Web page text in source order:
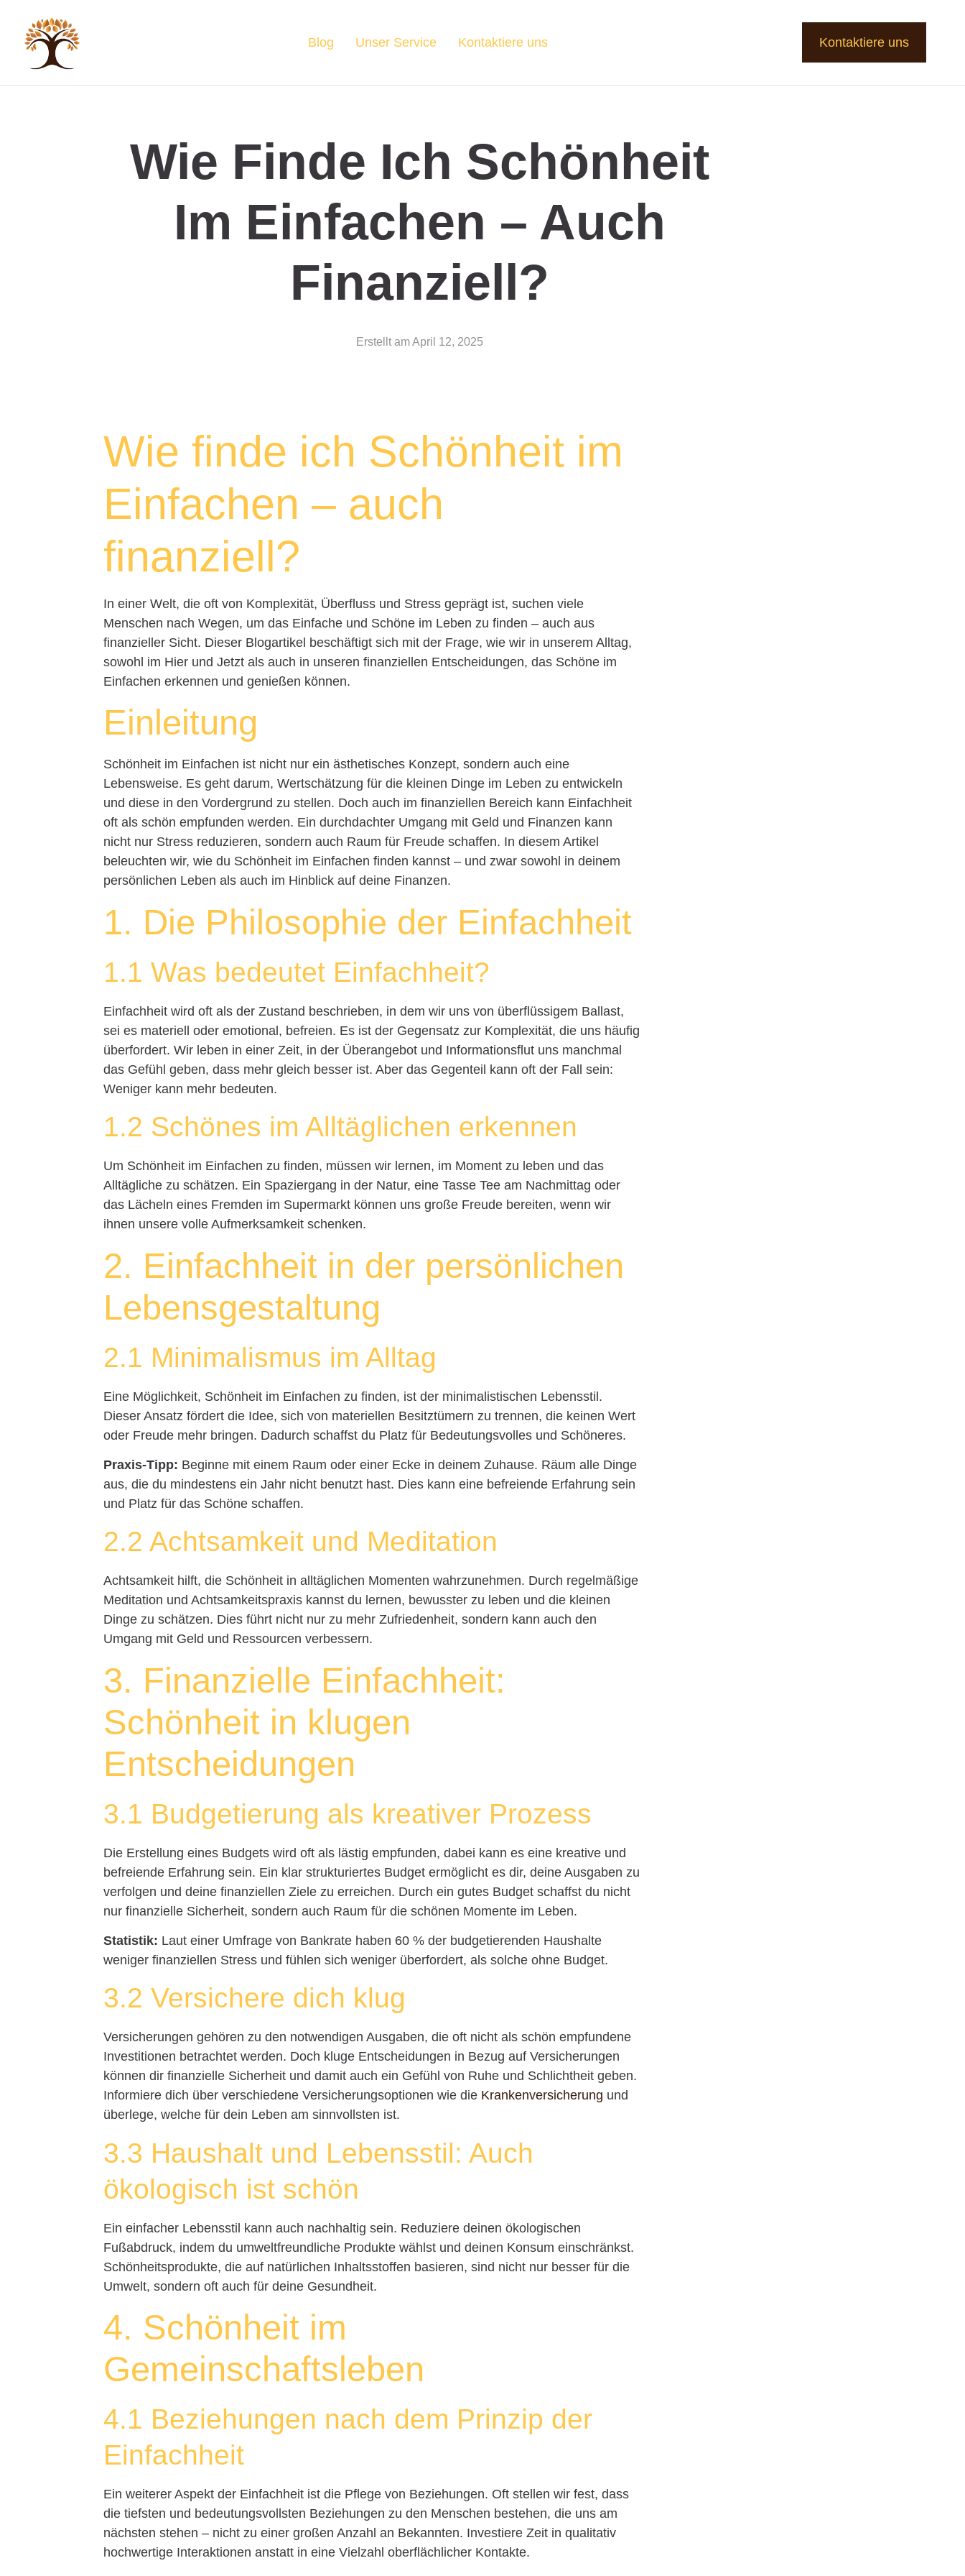
Blog Unser Service Kontaktiere uns Kontaktiere uns
Wie Finde Ich Schönheit
Im Einfachen – Auch
Finanziell?
Erstellt amApril 12, 2025
Wie finde ich Schönheit im
Einfachen – auch
finanziell?
In einer Welt, die oft von Komplexität, Überfluss und Stress geprägt ist, suchen viele
Menschen nach Wegen, um das Einfache und Schöne im Leben zu finden – auch aus
finanzieller Sicht. Dieser Blogartikel beschäftigt sich mit der Frage, wie wir in unserem Alltag,
sowohl im Hier und Jetzt als auch in unseren finanziellen Entscheidungen, das Schöne im
Einfachen erkennen und genießen können.
Einleitung
Schönheit im Einfachen ist nicht nur ein ästhetisches Konzept, sondern auch eine
Lebensweise. Es geht darum, Wertschätzung für die kleinen Dinge im Leben zu entwickeln
und diese in den Vordergrund zu stellen. Doch auch im finanziellen Bereich kann Einfachheit
oft als schön empfunden werden. Ein durchdachter Umgang mit Geld und Finanzen kann
nicht nur Stress reduzieren, sondern auch Raum für Freude schaffen. In diesem Artikel
beleuchten wir, wie du Schönheit im Einfachen finden kannst – und zwar sowohl in deinem
persönlichen Leben als auch im Hinblick auf deine Finanzen.
1. Die Philosophie der Einfachheit
1.1 Was bedeutet Einfachheit?
Einfachheit wird oft als der Zustand beschrieben, in dem wir uns von überflüssigem Ballast,
sei es materiell oder emotional, befreien. Es ist der Gegensatz zur Komplexität, die uns häufig
überfordert. Wir leben in einer Zeit, in der Überangebot und Informationsflut uns manchmal
das Gefühl geben, dass mehr gleich besser ist. Aber das Gegenteil kann oft der Fall sein:
Weniger kann mehr bedeuten.
1.2 Schönes im Alltäglichen erkennen
Um Schönheit im Einfachen zu finden, müssen wir lernen, im Moment zu leben und das
Alltägliche zu schätzen. Ein Spaziergang in der Natur, eine Tasse Tee am Nachmittag oder
das Lächeln eines Fremden im Supermarkt können uns große Freude bereiten, wenn wir
ihnen unsere volle Aufmerksamkeit schenken.
2. Einfachheit in der persönlichen
Lebensgestaltung
2.1 Minimalismus im Alltag
Eine Möglichkeit, Schönheit im Einfachen zu finden, ist der minimalistischen Lebensstil.
Dieser Ansatz fördert die Idee, sich von materiellen Besitztümern zu trennen, die keinen Wert
oder Freude mehr bringen. Dadurch schaffst du Platz für Bedeutungsvolles und Schöneres.
Praxis-Tipp: Beginne mit einem Raum oder einer Ecke in deinem Zuhause. Räum alle Dinge
aus, die du mindestens ein Jahr nicht benutzt hast. Dies kann eine befreiende Erfahrung sein
und Platz für das Schöne schaffen.
2.2 Achtsamkeit und Meditation
Achtsamkeit hilft, die Schönheit in alltäglichen Momenten wahrzunehmen. Durch regelmäßige
Meditation und Achtsamkeitspraxis kannst du lernen, bewusster zu leben und die kleinen
Dinge zu schätzen. Dies führt nicht nur zu mehr Zufriedenheit, sondern kann auch den
Umgang mit Geld und Ressourcen verbessern.
3. Finanzielle Einfachheit:
Schönheit in klugen
Entscheidungen
3.1 Budgetierung als kreativer Prozess
Die Erstellung eines Budgets wird oft als lästig empfunden, dabei kann es eine kreative und
befreiende Erfahrung sein. Ein klar strukturiertes Budget ermöglicht es dir, deine Ausgaben zu
verfolgen und deine finanziellen Ziele zu erreichen. Durch ein gutes Budget schaffst du nicht
nur finanzielle Sicherheit, sondern auch Raum für die schönen Momente im Leben.
Statistik: Laut einer Umfrage von Bankrate haben 60 % der budgetierenden Haushalte
weniger finanziellen Stress und fühlen sich weniger überfordert, als solche ohne Budget.
3.2 Versichere dich klug
Versicherungen gehören zu den notwendigen Ausgaben, die oft nicht als schön empfundene
Investitionen betrachtet werden. Doch kluge Entscheidungen in Bezug auf Versicherungen
können dir finanzielle Sicherheit und damit auch ein Gefühl von Ruhe und Schlichtheit geben.
Informiere dich über verschiedene Versicherungsoptionen wie die Krankenversicherung und
überlege, welche für dein Leben am sinnvollsten ist.
3.3 Haushalt und Lebensstil: Auch
ökologisch ist schön
Ein einfacher Lebensstil kann auch nachhaltig sein. Reduziere deinen ökologischen
Fußabdruck, indem du umweltfreundliche Produkte wählst und deinen Konsum einschränkst.
Schönheitsprodukte, die auf natürlichen Inhaltsstoffen basieren, sind nicht nur besser für die
Umwelt, sondern oft auch für deine Gesundheit.
4. Schönheit im
Gemeinschaftsleben
4.1 Beziehungen nach dem Prinzip der
Einfachheit
Ein weiterer Aspekt der Einfachheit ist die Pflege von Beziehungen. Oft stellen wir fest, dass
die tiefsten und bedeutungsvollsten Beziehungen zu den Menschen bestehen, die uns am
nächsten stehen – nicht zu einer großen Anzahl an Bekannten. Investiere Zeit in qualitativ
hochwertige Interaktionen anstatt in eine Vielzahl oberflächlicher Kontakte.